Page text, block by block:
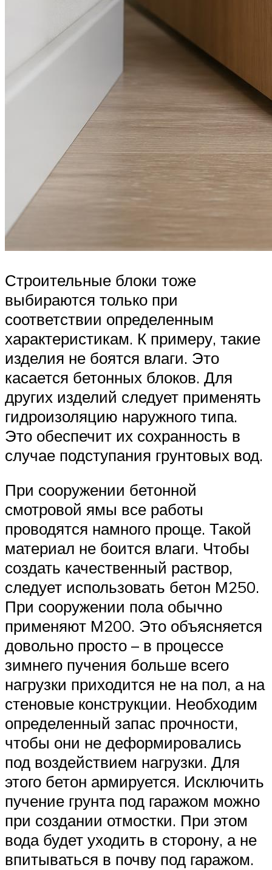
Строительные блоки тоже
выбираются только при
соответствии определенным
характеристикам. К примеру, такие
изделия не боятся влаги. Это
касается бетонных блоков. Для
других изделий следует применять
гидроизоляцию наружного типа.
Это обеспечит их сохранность в
случае подступания грунтовых вод.
При сооружении бетонной
смотровой ямы все работы
проводятся намного проще. Такой
материал не боится влаги. Чтобы
создать качественный раствор,
следует использовать бетон М250.
При сооружении пола обычно
применяют М200. Это объясняется
довольно просто – в процессе
зимнего пучения больше всего
нагрузки приходится не на пол, а на
стеновые конструкции. Необходим
определенный запас прочности,
чтобы они не деформировались
под воздействием нагрузки. Для
этого бетон армируется. Исключить
пучение грунта под гаражом можно
при создании отмостки. При этом
вода будет уходить в сторону, а не
впитываться в почву под гаражом.